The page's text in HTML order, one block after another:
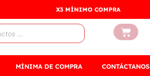
X3 MÍNIMO COMPRA
Carrito
MÍNIMA DE COMPRA CONTÁCTANOS